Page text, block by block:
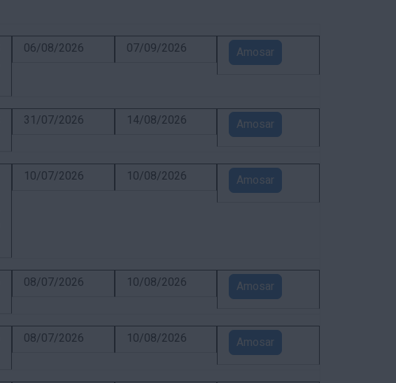
06/08/2026 07/09/2026 Amosar
31/07/2026 14/08/2026 Amosar
10/07/2026 10/08/2026 Amosar
08/07/2026 10/08/2026 Amosar
08/07/2026 10/08/2026 Amosar